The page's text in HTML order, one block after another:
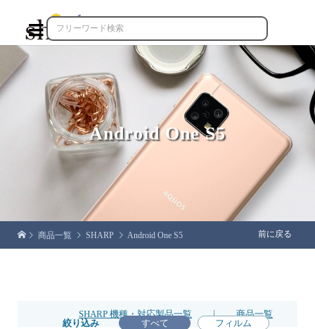

Android One S5
商品一覧 SHARP Android One S5 前に戻る
SHARP 機種・対応製品一覧 |
商品一覧
絞り込み
すべて
フィルム